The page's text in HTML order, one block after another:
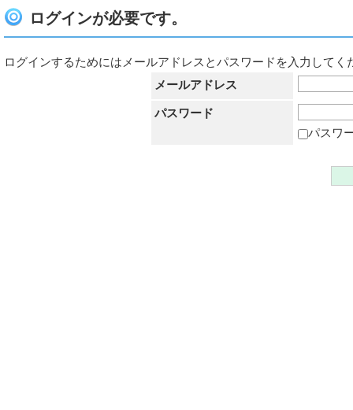
ログインが必要です。
ログインするためにはメールアドレスとパスワードを入力してく
メールアドレス
パスワード
パスワ